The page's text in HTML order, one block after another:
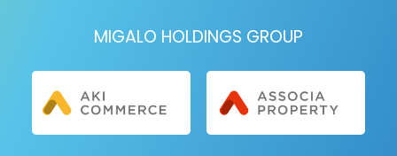
MIGALO HOLDINGS GROUP